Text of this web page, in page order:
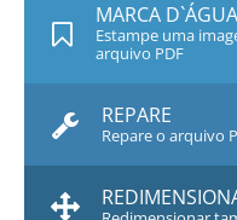
MARCA D`ÁGUA
Estampe uma
arquivo PDF
REPARE
Repare o arquivo